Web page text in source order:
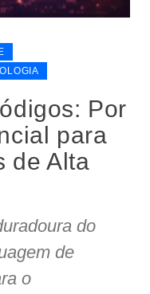
Por
para
de Alta
do
de
o